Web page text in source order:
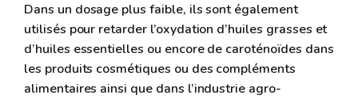
Dans un dosage plus faible, ils sont également
utilisés pour retarder l’oxydation d’huiles grasses et
d’huiles essentielles ou encore de caroténoïdes dans
les produits cosmétiques ou des compléments
alimentaires ainsi que dans l’industrie agro-